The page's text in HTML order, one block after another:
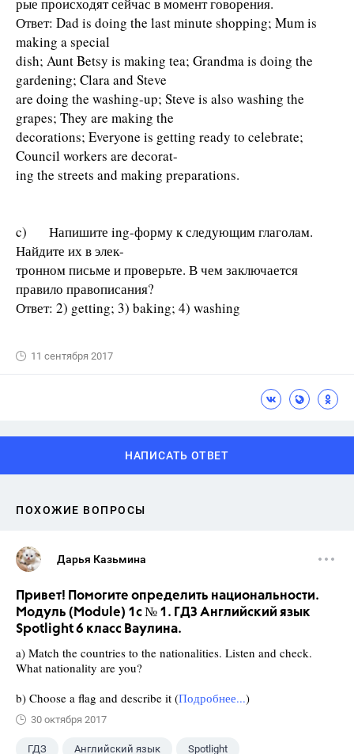
Ответ: Dad is doing the last minute shopping; Mum is
making a special
dish; Aunt Betsy is making tea; Grandma is doing the
gardening; Clara and Steve
are doing the washing-up; Steve is also washing the
grapes; They are making the
decorations; Everyone is getting ready to celebrate;
Council workers are decorat-
ing the streets and making preparations.
c) Напишите ing-форму к следующим глаголам.
Найдите их в элек-
тронном письме и проверьте. В чем заключается
правило правописания?
Ответ: 2) getting; 3) baking; 4) washing
11 сентября 2017
НАПИСАТЬ ОТВЕТ
ПОХОЖИЕ ВОПРОСЫ
Дарья Казьмина
Привет! Помогите определить национальности.
Модуль (Module) 1c № 1. ГДЗ Английский язык
Spotlight 6 класс Ваулина.
a) Match the countries to the nationalities. Listen and check.
What nationality are you?
b) Choose a flag and describe it (Подробнее...)
30 октября 2017
ГДЗ Английский язык Spotlight